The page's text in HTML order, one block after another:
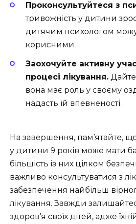
Проконсультуйтеся з
тривожність у дитини
дитячим психологом
корисними.
Заохочуйте активну
процесі лікування.
вона має роль у своєму
надасть їй впевненості.
На завершення, пам’ятайте,
у дитини 9 років може мати
більшість із них цілком
важливо консультуватися з
забезпечення найбільш
лікування. Завжди
здоров’я своїх дітей, адже